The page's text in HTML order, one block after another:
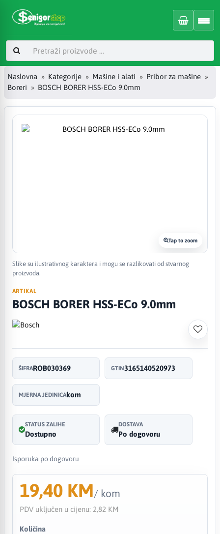
Naslovna Kategorije Mašine i alati
Pribor za mašine
Boreri
BOSCH BORER HSS-ECo 9.0mm
Tap to zoom
Slike su ilustrativnog karaktera i mogu se razlikovati od stvarnog
proizvoda.
ARTIKAL
BOSCH BORER HSS-ECo 9.0mm
ŠIFRAROB030369 GTIN3165140520973
MJERNA JEDINICAkom
STATUS ZALIHE
Dostupno
DOSTAVA
Po dogovoru
Isporuka po dogovoru
19,40 KM/ kom
PDV uključen u cijenu: 2,82 KM
Količina